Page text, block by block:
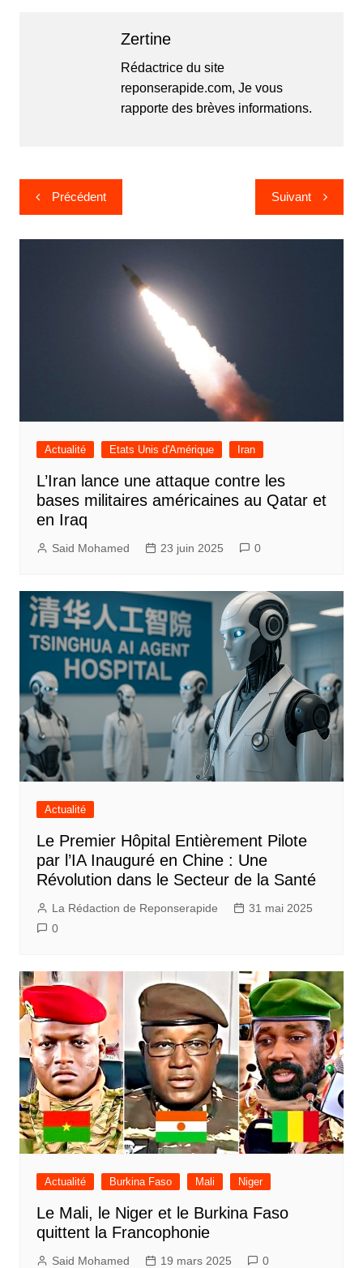
Zertine
Rédactrice du site
reponserapide.com, Je vous
rapporte des brèves informations.
Navigation
de
l’article
Précédent Suivant
Actualité Etats Unis d'Amérique Iran
L’Iran lance une attaque contre les
bases militaires américaines au Qatar et
en Iraq
Said Mohamed 23 juin 2025 0
Actualité
Le Premier Hôpital Entièrement Pilote
par l’IA Inauguré en Chine : Une
Révolution dans le Secteur de la Santé
La Rédaction de Reponserapide
31 mai 2025
0
Actualité Burkina Faso Mali Niger
Le Mali, le Niger et le Burkina Faso
quittent la Francophonie
Said Mohamed 19 mars 2025 0